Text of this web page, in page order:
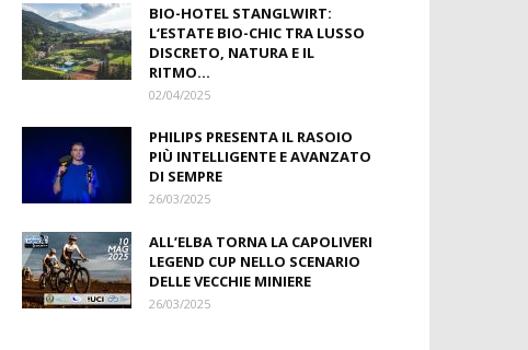
BIO-HOTEL STANGLWIRT:
L‘ESTATE BIO-CHIC TRA LUSSO
DISCRETO, NATURA E IL
RITMO...
02/04/2025
PHILIPS PRESENTA IL RASOIO
PIÙ INTELLIGENTE E AVANZATO
DI SEMPRE
26/03/2025
ALL’ELBA TORNA LA CAPOLIVERI
LEGEND CUP NELLO SCENARIO
DELLE VECCHIE MINIERE
26/03/2025